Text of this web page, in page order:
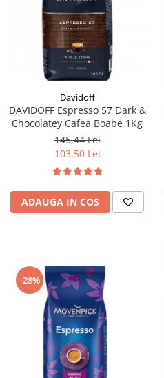
Davidoff
DAVIDOFF Espresso 57 Dark &
Chocolatey Cafea Boabe 1Kg
145,44 Lei
103,50 Lei
ADAUGA IN COS
-28%